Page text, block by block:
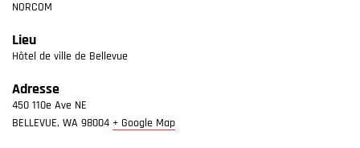
NORCOM
Lieu
Hôtel de ville de Bellevue
Adresse
450 110e Ave NE
BELLEVUE, WA 98004 + Google Map